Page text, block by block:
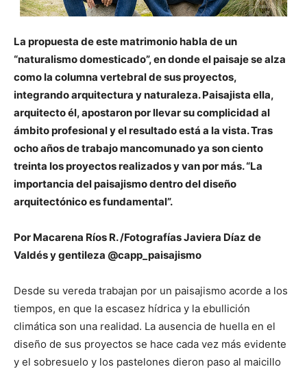
La propuesta de este matrimonio habla de un
“naturalismo domesticado”, en donde el paisaje se alza
como la columna vertebral de sus proyectos,
integrando arquitectura y naturaleza. Paisajista ella,
arquitecto él, apostaron por llevar su complicidad al
ámbito profesional y el resultado está a la vista. Tras
ocho años de trabajo mancomunado ya son ciento
treinta los proyectos realizados y van por más. “La
importancia del paisajismo dentro del diseño
arquitectónico es fundamental”.
Por Macarena Ríos R. /Fotografías Javiera Díaz de
Valdés y gentileza @capp_paisajismo
Desde su vereda trabajan por un paisajismo acorde a los
tiempos, en que la escasez hídrica y la ebullición
climática son una realidad. La ausencia de huella en el
diseño de sus proyectos se hace cada vez más evidente
y el sobresuelo y los pastelones dieron paso al maicillo